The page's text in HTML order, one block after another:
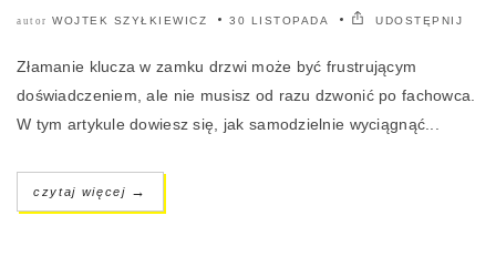
autor WOJTEK SZYŁKIEWICZ 30 LISTOPADA UDOSTĘPNIJ
Złamanie klucza w zamku drzwi może być frustrującym
doświadczeniem, ale nie musisz od razu dzwonić po fachowca.
W tym artykule dowiesz się, jak samodzielnie wyciągnąć...
czytaj więcej →